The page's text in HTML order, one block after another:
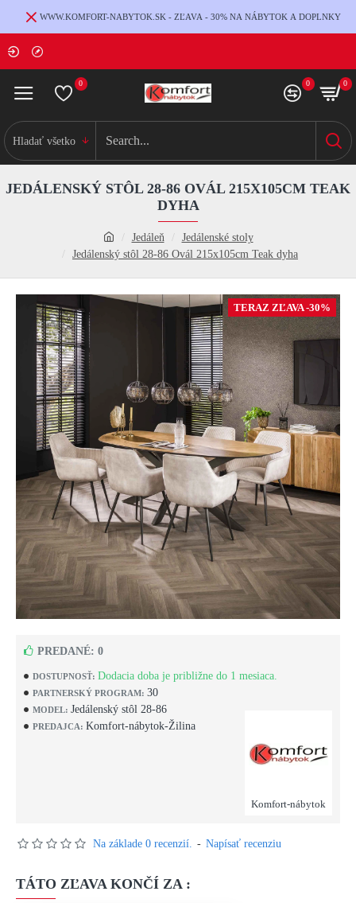
WWW.KOMFORT-NABYTOK.SK - ZĽAVA - 30% NA NÁBYTOK A DOPLNKY
0 0 0
Hladať všetko
Jedáleň
Jedálenské stoly
Jedálenský stôl 28-86 Ovál 215x105cm Teak dyha
JEDÁLENSKÝ STÔL 28-86 OVÁL 215X105CM TEAK
DYHA
TERAZ ZĽAVA -30%
DOSTUPNOSŤ: Dodacia doba je približne do 1 mesiaca.
PARTNERSKÝ PROGRAM: 30
MODEL: Jedálenský stôl 28-86
PREDAJCA: Komfort-nábytok-Žilina
Komfort-nábytok
PREDANÉ: 0
Na základe 0 recenzií. - Napísať recenziu
TÁTO ZĽAVA KONČÍ ZA :